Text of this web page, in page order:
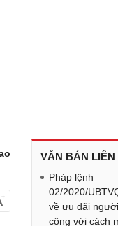
VĂN BẢN LIÊN
Pháp lệnh
02/2020/
về ưu đãi
công với cách